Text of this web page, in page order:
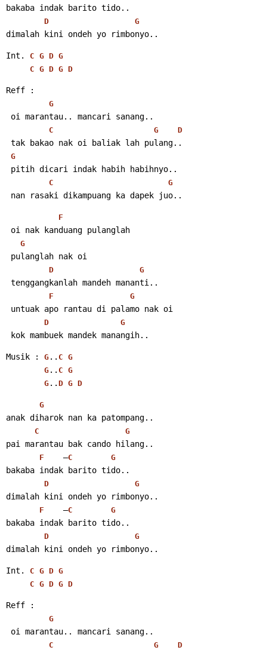
bakaba indak barito tido..
D G
dimalah kini ondeh yo rimbonyo..
Int. C G D G
C G D G D
Reff :
G
oi marantau.. mancari sanang..
C G D
tak bakao nak oi baliak lah pulang..
G
pitih dicari indak habih habihnyo..
C G
nan rasaki dikampuang ka dapek juo..
F
oi nak kanduang pulanglah
G
pulanglah nak oi
D G
tenggangkanlah mandeh mananti..
F G
untuak apo rantau di palamo nak oi
D G
kok mambuek mandek manangih..
Musik : G .. C G
G .. C G
G .. D G D
G
anak diharok nan ka patompang..
C G
pai marantau bak cando hilang..
F
    –
C G
bakaba indak barito tido..
D G
dimalah kini ondeh yo rimbonyo..
F
    –
C G
bakaba indak barito tido..
D G
dimalah kini ondeh yo rimbonyo..
Int. C G D G
C G D G D
Reff :
G
oi marantau.. mancari sanang..
C G D